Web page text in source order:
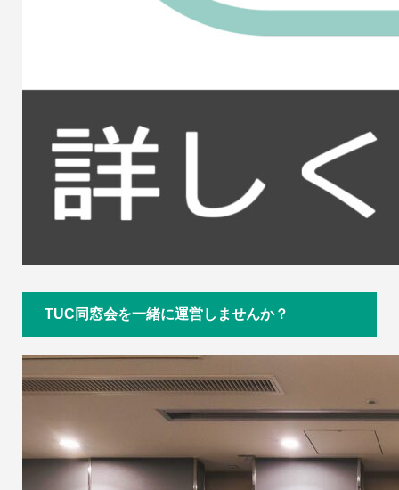
TUC同窓会を一緒に運営しませんか？